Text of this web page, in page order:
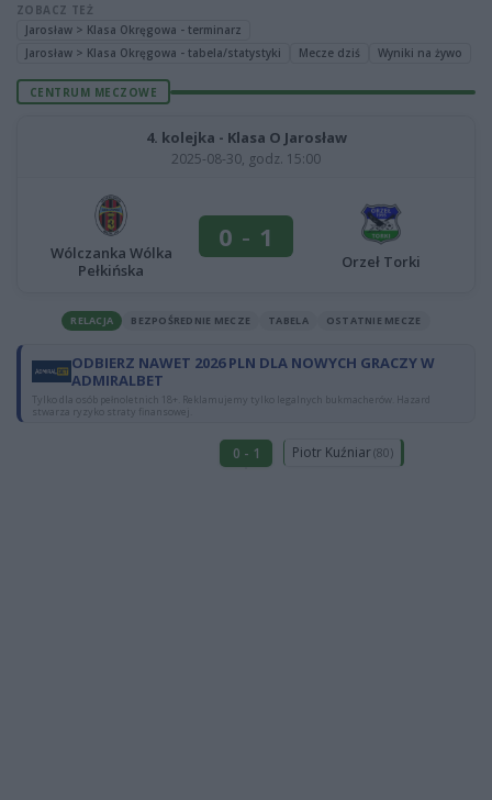
ZOBACZ TEŻ
Jarosław > Klasa Okręgowa - terminarz
Jarosław > Klasa Okręgowa - tabela/statystyki
Mecze dziś Wyniki na żywo
CENTRUM MECZOWE
4. kolejka - Klasa O Jarosław
2025-08-30, godz. 15:00
Wólczanka Wólka
Pełkińska
0 - 1
Orzeł Torki
RELACJA BEZPOŚREDNIE MECZE TABELA OSTATNIE MECZE
ODBIERZ NAWET 2026 PLN DLA NOWYCH GRACZY W
ADMIRALBET
Tylko dla osób pełnoletnich 18+. Reklamujemy tylko legalnych bukmacherów. Hazard
stwarza ryzyko straty finansowej.
0 - 1 Piotr Kuźniar(80)